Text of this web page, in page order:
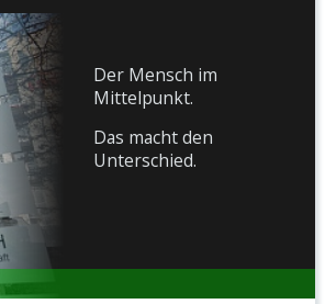
Der Mensch im
Mittelpunkt.
Das macht den
Unterschied.